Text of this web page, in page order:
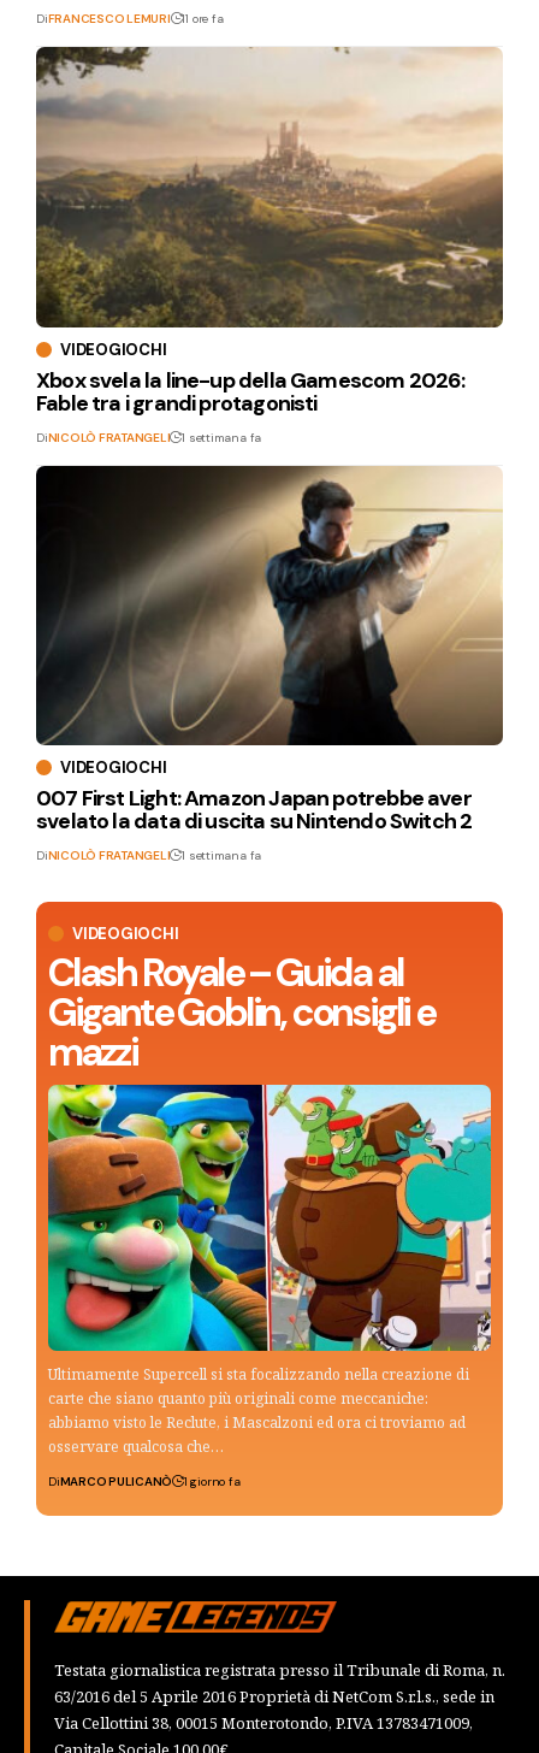
VIDEOGIOCHI
Clash Royale – Guida al
Gigante Goblin, consigli e
mazzi
Ultimamente Supercell si sta focalizzando nella creazione di
carte che siano quanto più originali come meccaniche:
abbiamo visto le Reclute, i Mascalzoni ed ora ci troviamo ad
osservare qualcosa che…
DiMARCO PULICANÒ 1 giorno fa
DiFRANCESCO LEMURI 11 ore fa
VIDEOGIOCHI
Xbox svela la line-up della Gamescom 2026:
Fable tra i grandi protagonisti
DiNICOLÒ FRATANGELI 1 settimana fa
VIDEOGIOCHI
007 First Light: Amazon Japan potrebbe aver
svelato la data di uscita su Nintendo Switch 2
DiNICOLÒ FRATANGELI 1 settimana fa
Testata giornalistica registrata presso il Tribunale di Roma, n.
63/2016 del 5 Aprile 2016 Proprietà di NetCom S.r.l.s., sede in
Via Cellottini 38, 00015 Monterotondo, P.IVA 13783471009,